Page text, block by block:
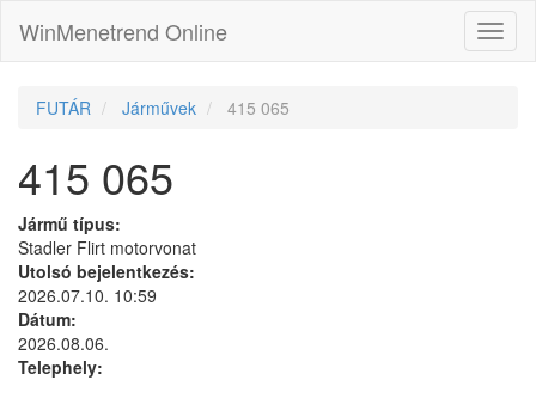
WinMenetrend Online
FUTÁR Járművek 415 065
415 065
Jármű típus:
Stadler Flirt motorvonat
Utolsó bejelentkezés:
2026.07.10. 10:59
Dátum:
2026.08.06.
Telephely: